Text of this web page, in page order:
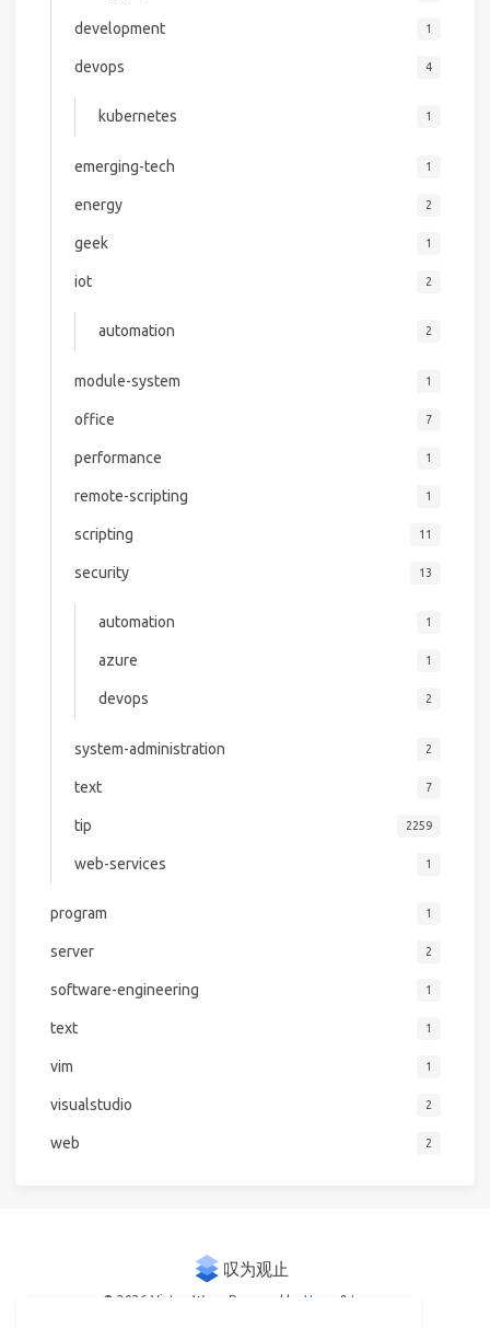
development 1
devops 4
kubernetes 1
emerging-tech 1
energy 2
geek 1
iot 2
automation 2
module-system 1
office 7
performance 1
remote-scripting 1
scripting 11
security 13
automation 1
azure 1
devops 2
system-administration 2
text 7
tip 2259
web-services 1
program 1
server 2
software-engineering 1
text 1
vim 1
visualstudio 2
web 2
© 2026 Victor Woo Powered by Hexo & Icarus